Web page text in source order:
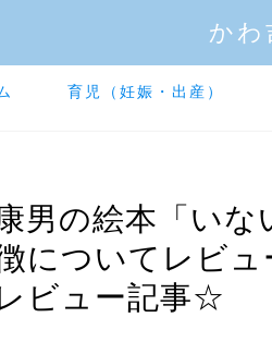
かわ
育児（妊娠・出産）
男の絵本「い
についてレビ
ビュー記事☆